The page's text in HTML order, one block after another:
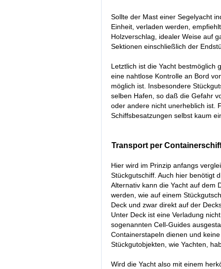
Sollte der Mast einer Segelyacht
Einheit, verladen werden,
Holzverschlag, idealer Weise auf
Sektionen einschließlich der
Letztlich ist die Yacht bestmöglich
eine nahtlose Kontrolle an Bord
möglich ist. Insbesondere
selben Hafen, so daß die Gefahr
oder andere nicht unerheblich ist.
Schiffsbesatzungen selbst kaum
Transport per
Hier wird im Prinzip anfangs
Stückgutschiff. Auch hier benötigt
Alternativ kann die Yacht auf dem
werden, wie auf einem
Deck und zwar direkt auf der
Unter Deck ist eine Verladung
sogenannten Cell-Guides
Containerstapeln dienen und
Stückgutobjekten, wie Yachten,
Wird die Yacht also mit einem